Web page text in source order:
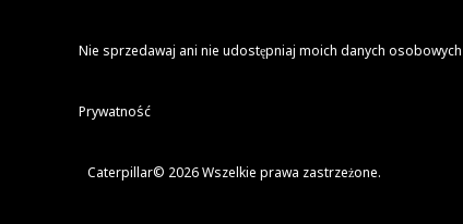
Nie sprzedawaj ani nie udostępniaj moich danych osobowych
Prywatność
Caterpillar© 2026 Wszelkie prawa zastrzeżone.